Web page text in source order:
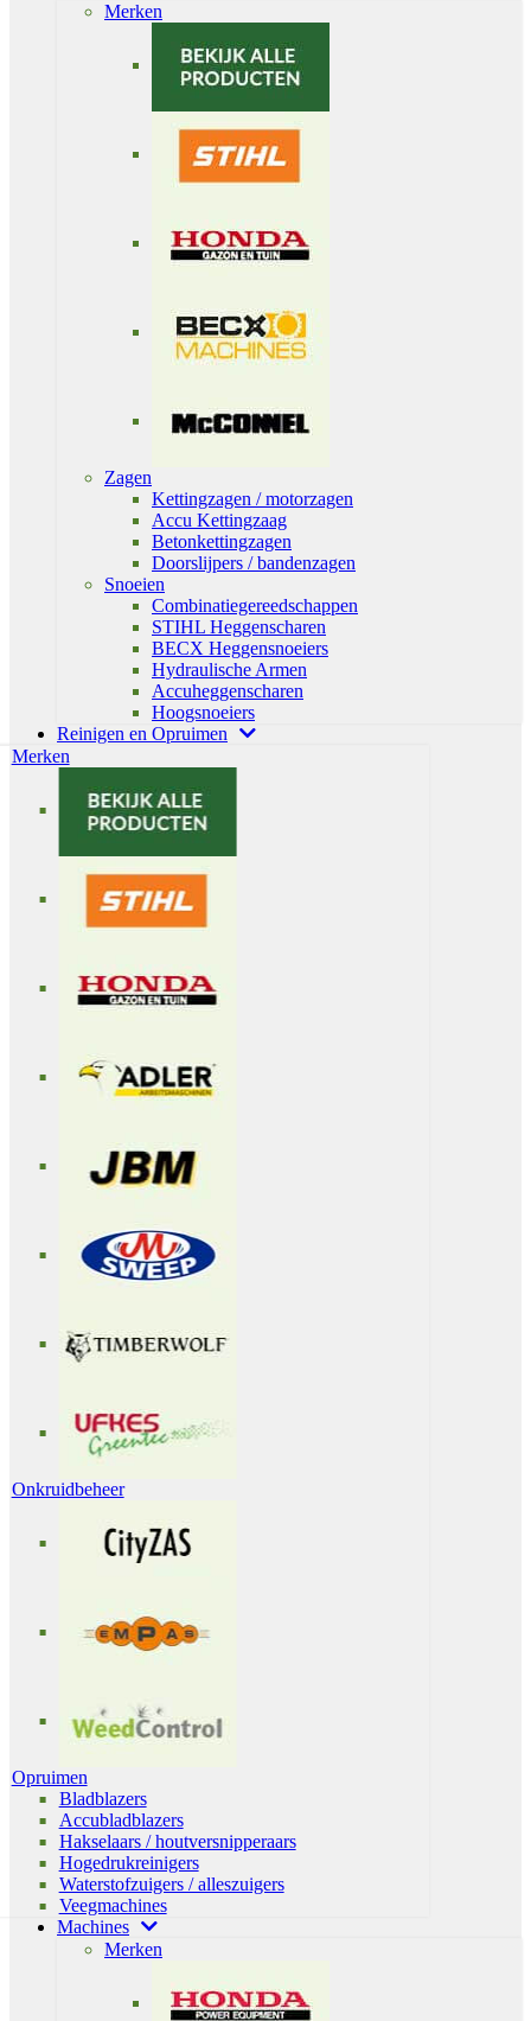
Merken
Zagen
Kettingzagen / motorzagen
Accu Kettingzaag
Betonkettingzagen
Doorslijpers / bandenzagen
Snoeien
Combinatiegereedschappen
STIHL Heggenscharen
BECX Heggensnoeiers
Hydraulische Armen
Accuheggenscharen
Hoogsnoeiers
Reinigen en Opruimen
Merken
Onkruidbeheer
Opruimen
Bladblazers
Accubladblazers
Hakselaars / houtversnipperaars
Hogedrukreinigers
Waterstofzuigers / alleszuigers
Veegmachines
Machines
Merken